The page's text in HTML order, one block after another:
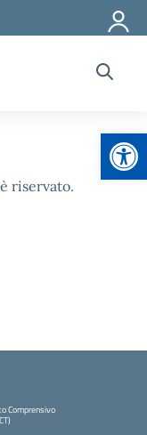
riservato.
Comprensivo